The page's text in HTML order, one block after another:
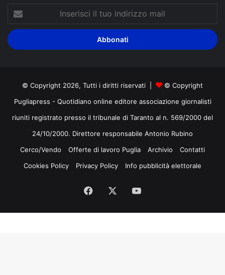
Inserisci
tuo
indirizzo
mail
© Copyright 2026, Tutti i diritti riservati |
© Copyright
Pugliapress - Quotidiano online editore associazione giornalisti
riuniti registrato presso il tribunale di Taranto al n. 569/2000 del
24/10/2000. Direttore responsabile Antonio Rubino
Cerco/Vendo
Offerte di lavoro Puglia Archivio
Contatti
Cookies Policy
Privacy Policy Info pubblicità elettorale
Facebook
Tube